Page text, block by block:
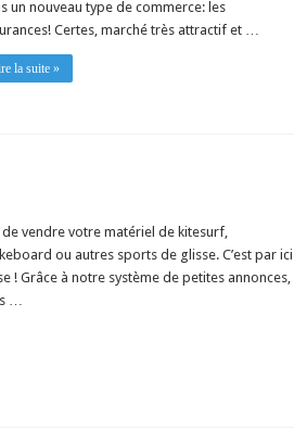
un nouveau type de commerce: les
Certes, marché très attractif et …
la suite »
de vendre votre matériel de kitesurf,
ou autres sports de glisse. C’est par ici
! Grâce à notre système de petites annonces,
…